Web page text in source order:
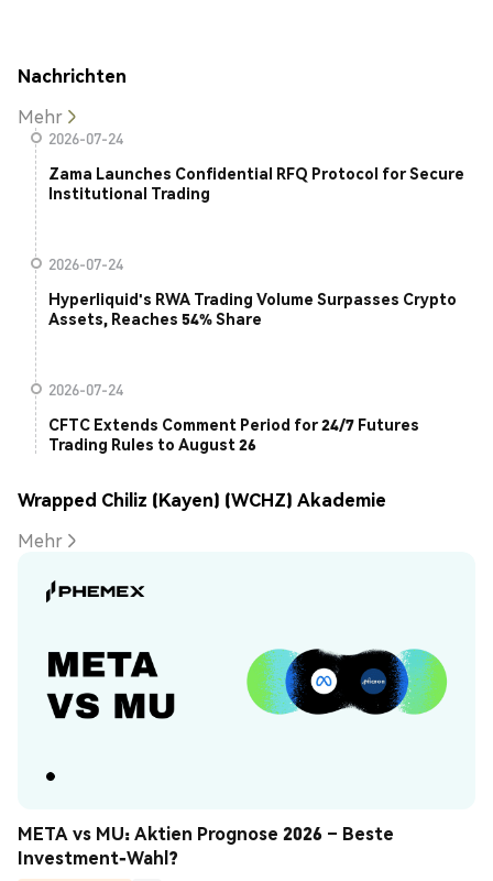
Nachrichten
Mehr
2026-07-24
Zama Launches Confidential RFQ Protocol for Secure
Institutional Trading
2026-07-24
Hyperliquid's RWA Trading Volume Surpasses Crypto
Assets, Reaches 54% Share
2026-07-24
CFTC Extends Comment Period for 24/7 Futures
Trading Rules to August 26
Wrapped Chiliz (Kayen) (WCHZ) Akademie
Mehr
META vs MU: Aktien Prognose 2026 – Beste
Investment-Wahl?